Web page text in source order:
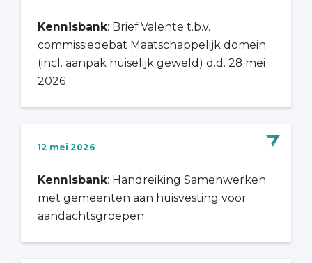
Kennisbank: Brief Valente t.b.v.
commissiedebat Maatschappelijk domein
(incl. aanpak huiselijk geweld) d.d. 28 mei
2026
12 mei 2026
Kennisbank: Handreiking Samenwerken
met gemeenten aan huisvesting voor
aandachtsgroepen